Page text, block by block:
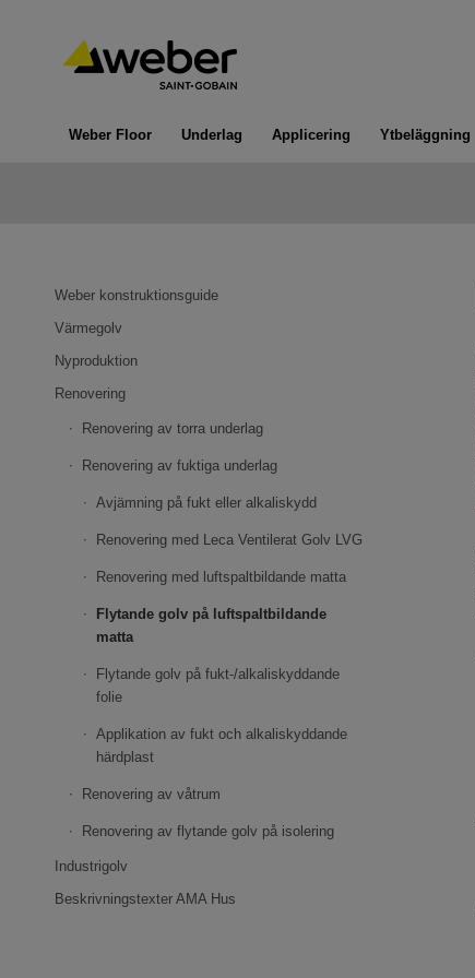
Weber Floor Underlag Applicering Ytbeläggning
Weber konstruktionsguide
Värmegolv
Nyproduktion
Renovering
Renovering av torra underlag
Renovering av fuktiga underlag
Avjämning på fukt eller alkaliskydd
Renovering med Leca Ventilerat Golv LVG
Renovering med luftspaltbildande matta
Flytande golv på luftspaltbildande
matta
Flytande golv på fukt-/alkaliskyddande
folie
Applikation av fukt och alkaliskyddande
härdplast
Renovering av våtrum
Renovering av flytande golv på isolering
Industrigolv
Beskrivningstexter AMA Hus